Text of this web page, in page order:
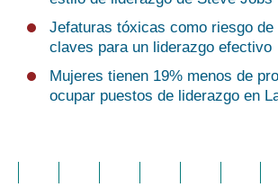
Jefaturas tóxicas como riesgo de
claves para un liderazgo efectivo
Mujeres tienen 19% menos de
ocupar puestos de liderazgo en